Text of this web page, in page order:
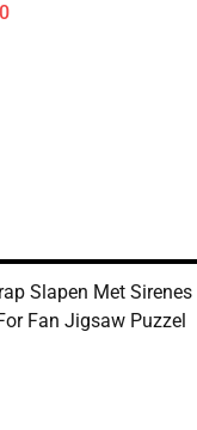
Slapen Met Sirenes
Fan Jigsaw Puzzel